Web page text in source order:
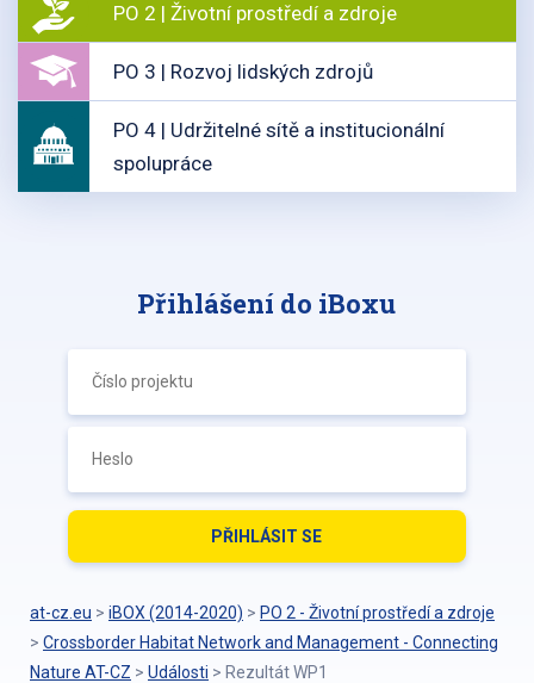
PO 2 | Životní prostředí a zdroje
PO 3 | Rozvoj lidských zdrojů
PO 4 | Udržitelné sítě a institucionální
spolupráce
Přihlášení do iBoxu
at-cz.eu > iBOX (2014-2020) > PO 2 - Životní prostředí a zdroje
> Crossborder Habitat Network and Management - Connecting
Nature AT-CZ > Události > Rezultát WP1